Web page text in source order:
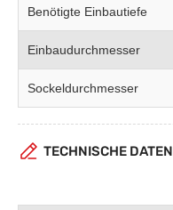
Benötigte Einbautiefe
Einbaudurchmesser
Sockeldurchmesser
TECHNISCHE DATEN